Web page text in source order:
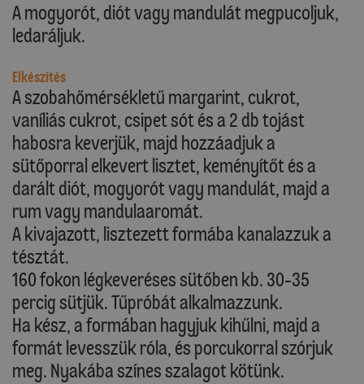
A mogyorót, diót vagy mandulát megpucoljuk,
ledaráljuk.
Elkészítés
A szobahőmérsékletű margarint, cukrot,
vaníliás cukrot, csipet sót és a 2 db tojást
habosra keverjük, majd hozzáadjuk a
sütőporral elkevert lisztet, keményítőt és a
darált diót, mogyorót vagy mandulát, majd a
rum vagy mandulaaromát.
A kivajazott, lisztezett formába kanalazzuk a
tésztát.
160 fokon légkeveréses sütőben kb. 30-35
percig sütjük. Tűpróbát alkalmazzunk.
Ha kész, a formában hagyjuk kihűlni, majd a
formát levesszük róla, és porcukorral szórjuk
meg. Nyakába színes szalagot kötünk.